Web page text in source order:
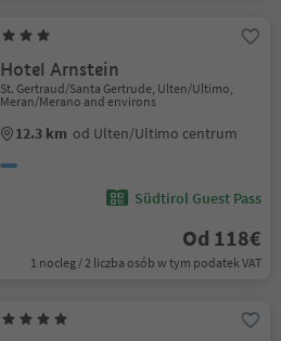
Hotel Arnstein
St. Gertraud/Santa Gertrude, Ulten/Ultimo,
Meran/Merano and environs
12.3 km od Ulten/Ultimo centrum
Südtirol Guest Pass
Od 118€
1 nocleg / 2 liczba osób w tym podatek VAT